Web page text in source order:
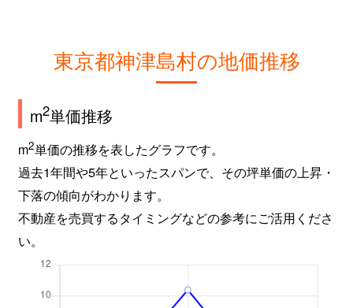
東京都神津島村の地価推移
m2単価推移
m2単価の推移を表したグラフです。
過去1年間や5年といったスパンで、その坪単価の上昇・
下落の傾向がわかります。
不動産を売買するタイミングなどの参考にご活用くださ
い。